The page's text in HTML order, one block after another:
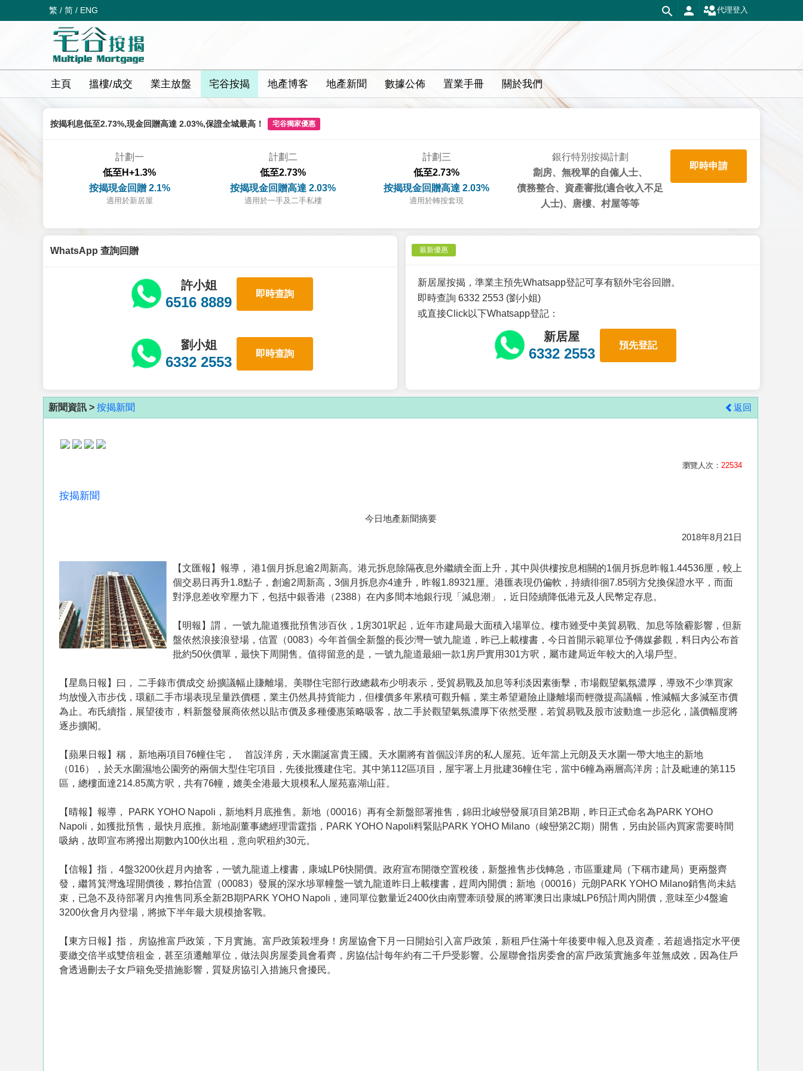
繁 / 简 / ENG 代理登入
主頁 搵樓/成交 業主放盤 宅谷按揭 地產博客 地產新聞 數據公佈 置業手冊 關於我們
按揭利息低至2.73%,現金回贈高達 2.03%,保證全城最高！ 宅谷獨家優惠
計劃一
低至H+1.3%
按揭現金回贈 2.1%
適用於新居屋
計劃二
低至2.73%
按揭現金回贈高達 2.03%
適用於一手及二手私樓
計劃三
低至2.73%
按揭現金回贈高達 2.03%
適用於轉按套現
銀行特別按揭計劃
劏房、無稅單的自僱人士、
債務整合、資產審批(適合收入不足
人士)、唐樓、村屋等等
即時申請
WhatsApp 查詢回贈
許小姐
6516 8889
即時查詢
劉小姐
6332 2553
即時查詢
最新優惠
新居屋按揭，準業主預先Whatsapp登記可享有額外宅谷回贈。
即時查詢 6332 2553 (劉小姐)
或直接Click以下Whatsapp登記：
新居屋
6332 2553
預先登記
新聞資訊 > 按揭新聞 返回
瀏覽人次： 22534
按揭新聞
今日地產新聞摘要
2018年8月21日
【文匯報】報導， 港1個月拆息逾2周新高。港元拆息除隔夜息外繼續全面上升，其中與供樓按息相關的1個月拆息昨報1.44536厘，較上
個交易日再升1.8點子，創逾2周新高，3個月拆息亦4連升，昨報1.89321厘。港匯表現仍偏軟，持續徘徊7.85弱方兌換保證水平，而面
對淨息差收窄壓力下，包括中銀香港（2388）在內多間本地銀行現「減息潮」，近日陸續降低港元及人民幣定存息。
【明報】謂， 一號九龍道獲批預售涉百伙，1房301呎起，近年市建局最大面積入場單位。樓市雖受中美貿易戰、加息等陰霾影響，但新
盤依然浪接浪登場，信置（0083）今年首個全新盤的長沙灣一號九龍道，昨已上載樓書，今日首開示範單位予傳媒參觀，料日內公布首
批約50伙價單，最快下周開售。值得留意的是，一號九龍道最細一款1房戶實用301方呎，屬市建局近年較大的入場戶型。
【星島日報】曰， 二手錄市價成交 紛擴議幅止賺離場。美聯住宅部行政總裁布少明表示，受貿易戰及加息等利淡因素衝擊，市場觀望氣氛濃厚，導致不少準買家
均放慢入市步伐，環顧二手市場表現呈量跌價穩，業主仍然具持貨能力，但樓價多年累積可觀升幅，業主希望避險止賺離場而輕微提高議幅，惟減幅大多減至市價
為止。布氏續指，展望後市，料新盤發展商依然以貼市價及多種優惠策略吸客，故二手於觀望氣氛濃厚下依然受壓，若貿易戰及股市波動進一步惡化，議價幅度將
逐步擴閣。
【蘋果日報】稱， 新地兩項目76幢住宅， 首設洋房，天水圍誕富貴王國。天水圍將有首個設洋房的私人屋苑。近年當上元朗及天水圍一帶大地主的新地
（016），於天水圍濕地公園旁的兩個大型住宅項目，先後批獲建住宅。其中第112區項目，屋宇署上月批建36幢住宅，當中6幢為兩層高洋房；計及毗連的第115
區，總樓面達214.85萬方呎，共有76幢，媲美全港最大規模私人屋苑嘉湖山莊。
【晴報】報導， PARK YOHO Napoli，新地料月底推售。新地（00016）再有全新盤部署推售，錦田北峻巒發展項目第2B期，昨日正式命名為PARK YOHO
Napoli，如獲批預售，最快月底推。新地副董事總經理雷霆指，PARK YOHO Napoli料緊貼PARK YOHO Milano（峻巒第2C期）開售，另由於區內買家需要時間
吸納，故即宣布將撥出期數內100伙出租，意向呎租約30元。
【信報】指， 4盤3200伙趕月內搶客，一號九龍道上樓書，康城LP6快開價。政府宣布開徵空置稅後，新盤推售步伐轉急，市區重建局（下稱市建局）更兩盤齊
發，繼筲箕灣逸瑆開價後，夥拍信置（00083）發展的深水埗單幢盤一號九龍道昨日上載樓書，趕周內開價；新地（00016）元朗PARK YOHO Milano銷售尚未結
束，已急不及待部署月內推售同系全新2B期PARK YOHO Napoli，連同單位數量近2400伙由南豐牽頭發展的將軍澳日出康城LP6預計周內開價，意味至少4盤逾
3200伙會月內登場，將掀下半年最大規模搶客戰。
【東方日報】指， 房協推富戶政策，下月實施。富戶政策殺埋身！房屋協會下月一日開始引入富戶政策，新租戶住滿十年後要申報入息及資產，若超過指定水平便
要繳交倍半或雙倍租金，甚至須遷離單位，做法與房屋委員會看齊，房協估計每年約有二千戶受影響。公屋聯會指房委會的富戶政策實施多年並無成效，因為住戶
會透過刪去子女戶籍免受措施影響，質疑房協引入措施只會擾民。